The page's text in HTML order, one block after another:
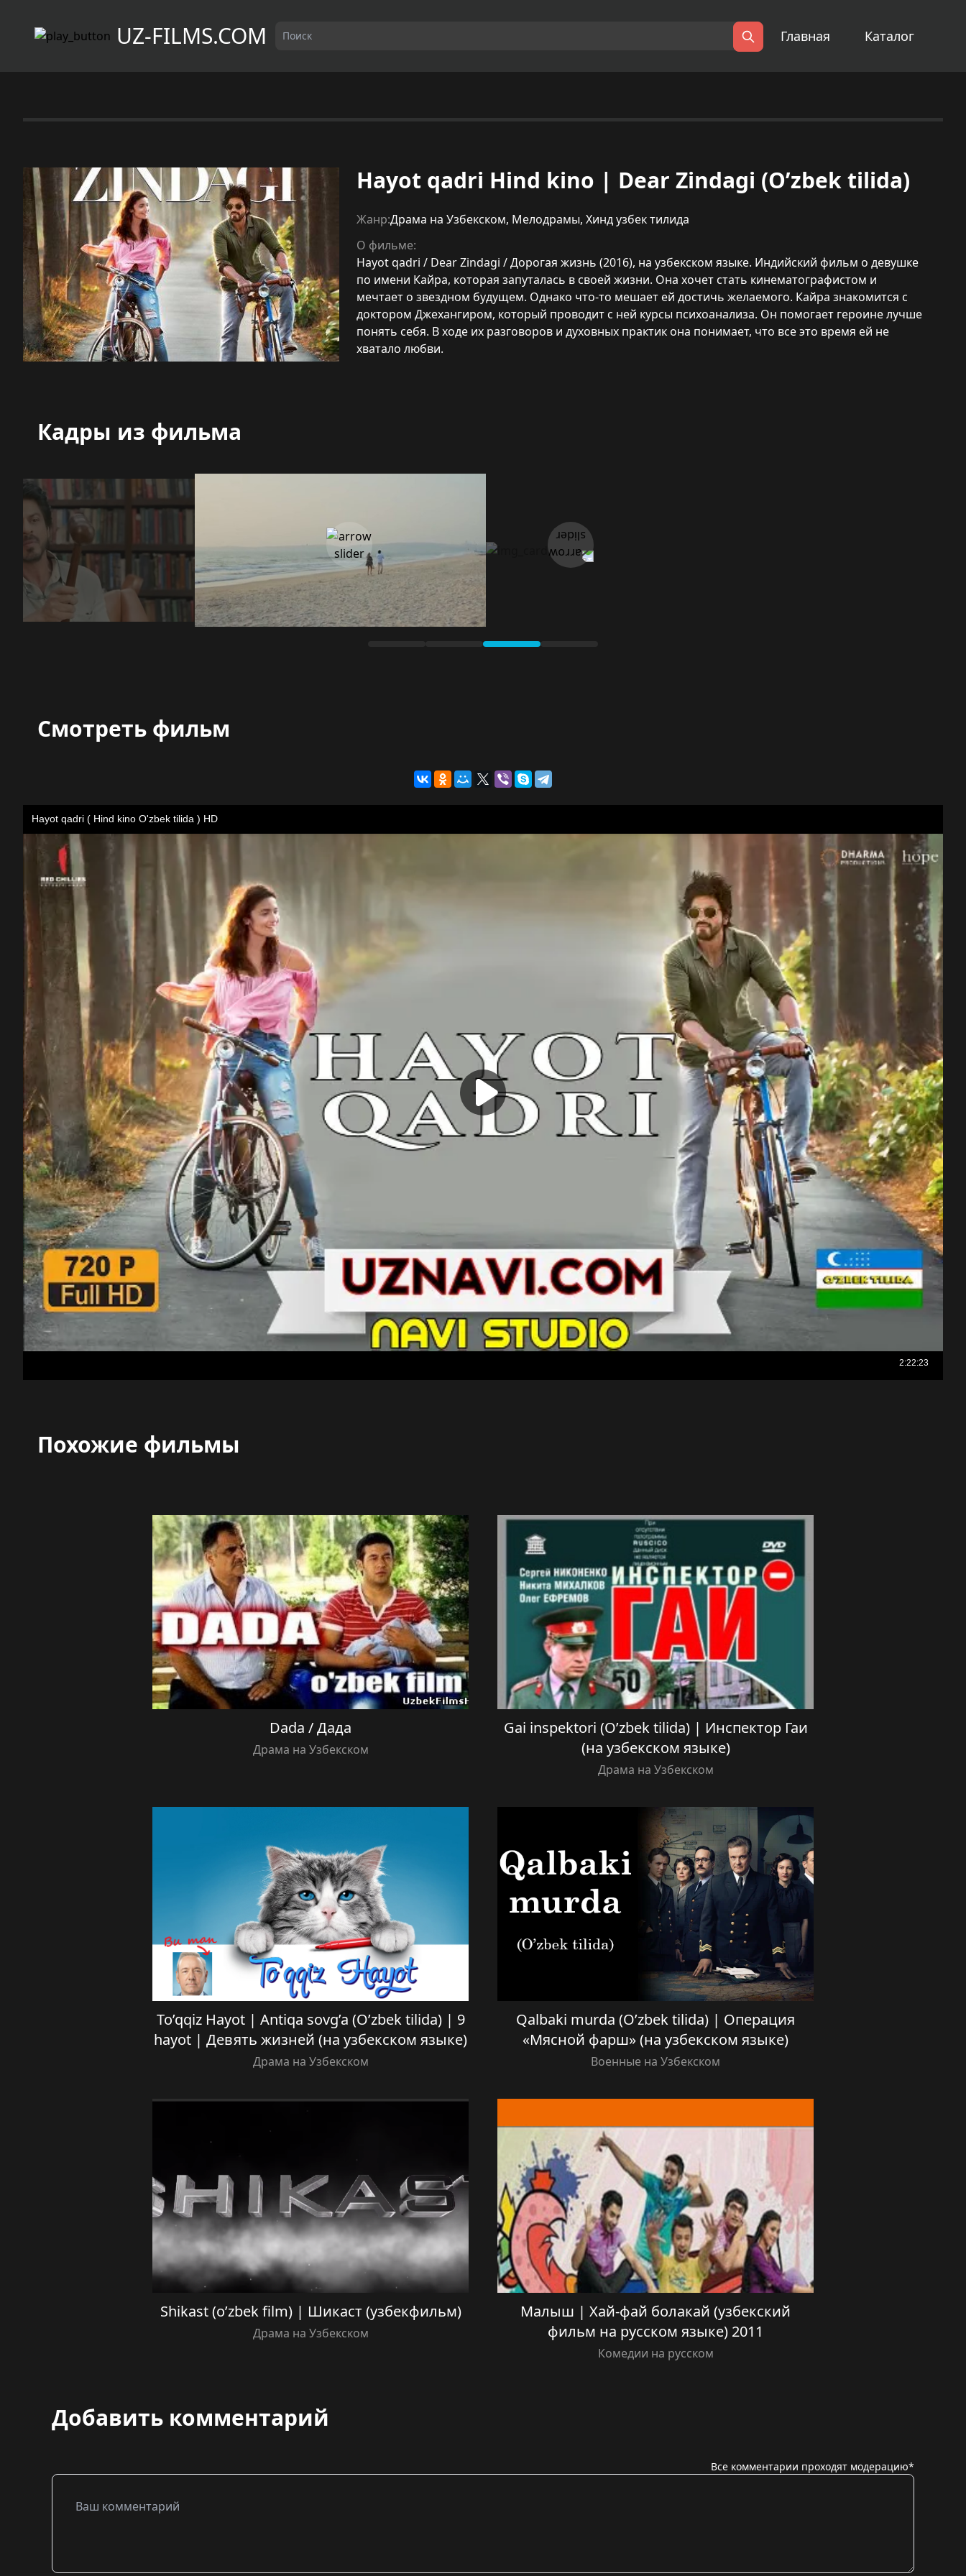
UZ-FILMS.COM Поиск
Главная Каталог
Hayot qadri Hind kino | Dear Zindagi (O’zbek tilida)
Жанр:Драма на Узбекском, Мелодрамы, Хинд узбек тилида
О фильме:
Hayot qadri / Dear Zindagi / Дорогая жизнь (2016), на узбекском языке. Индийский фильм о девушке
по имени Кайра, которая запуталась в своей жизни. Она хочет стать кинематографистом и
мечтает о звездном будущем. Однако что-то мешает ей достичь желаемого. Кайра знакомится с
доктором Джехангиром, который проводит с ней курсы психоанализа. Он помогает героине лучше
понять себя. В ходе их разговоров и духовных практик она понимает, что все это время ей не
хватало любви.
Кадры из фильма
Смотреть фильм
Похожие фильмы
Dada / Дада
Драма на Узбекском
Gai inspektori (O’zbek tilida) | Инспектор Гаи
(на узбекском языке)
Драма на Узбекском
To’qqiz Hayot | Antiqa sovg’a (O’zbek tilida) | 9
hayot | Девять жизней (на узбекском языке)
Драма на Узбекском
Qalbaki murda (O’zbek tilida) | Операция
«Мясной фарш» (на узбекском языке)
Военные на Узбекском
Shikast (o’zbek film) | Шикаст (узбекфильм)
Драма на Узбекском
Малыш | Хай-фай болакай (узбекский
фильм на русском языке) 2011
Комедии на русском
Добавить комментарий
Все комментарии проходят модерацию*